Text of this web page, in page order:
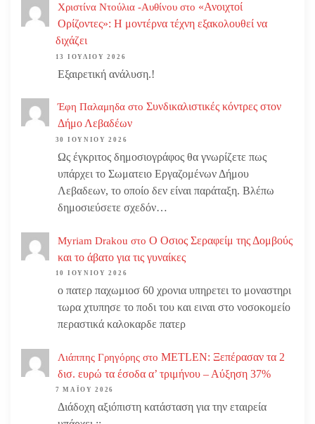
Χριστίνα Ντούλια -Αυθίνου στο «Ανοιχτοί
Ορίζοντες»: Η μοντέρνα τέχνη εξακολουθεί να
διχάζει
13 ΙΟΥΛΊΟΥ 2026
Εξαιρετική ανάλυση.!
Έφη Παλαμηδα στο Συνδικαλιστικές κόντρες στον
Δήμο Λεβαδέων
30 ΙΟΥΝΊΟΥ 2026
Ως έγκριτος δημοσιογράφος θα γνωρίζετε πως
υπάρχει το Σωματειο Εργαζομένων Δήμου
Λεβαδεων, το οποίο δεν είναι παράταξη. Βλέπω
δημοσιεύσετε σχεδόν…
Myriam Drakou στο Ο Οσιος Σεραφείμ της Δομβούς
και το άβατο για τις γυναίκες
10 ΙΟΥΝΊΟΥ 2026
ο πατερ παχωμιοσ 60 χρονια υπηρετει το μοναστηρι
τωρα χτυπησε το ποδι του και ειναι στο νοσοκομείο
περαστικά καλοκαρδε πατερ
Λιάππης Γρηγόρης στο METLEN: Ξεπέρασαν τα 2
δισ. ευρώ τα έσοδα α’ τριμήνου – Αύξηση 37%
7 ΜΑΪ́ΟΥ 2026
Διάδοχη αξιόπιστη κατάσταση για την εταιρεία